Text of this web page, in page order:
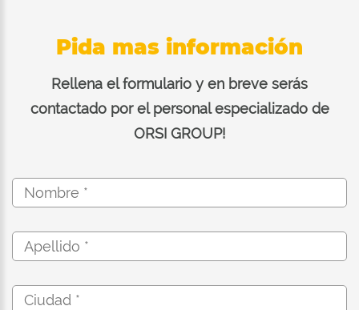
Pida mas información
Rellena el formulario y en breve serás
contactado por el personal especializado de
ORSI GROUP!